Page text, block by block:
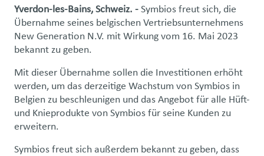
Yverdon-les-Bains, Schweiz. - Symbios freut sich, die
Übernahme seines belgischen Vertriebsunternehmens
New Generation N.V. mit Wirkung vom 16. Mai 2023
bekannt zu geben.
Mit dieser Übernahme sollen die Investitionen erhöht
werden, um das derzeitige Wachstum von Symbios in
Belgien zu beschleunigen und das Angebot für alle Hüft-
und Knieprodukte von Symbios für seine Kunden zu
erweitern.
Symbios freut sich außerdem bekannt zu geben, dass